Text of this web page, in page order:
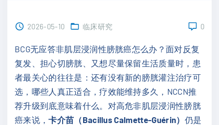
2026-05-10 临床研究 0
BCG无应答非肌层浸润性膀胱癌怎么办？面对反复
复发、担心切膀胱、又想尽量保留生活质量时，患
者最关心的往往是：还有没有新的膀胱灌注治疗可
选，哪些人真正适合，疗效能维持多久，NCCN推
荐升级到底意味着什么。对高危非肌层浸润性膀胱
癌来说，卡介苗（Bacillus Calmette-Guérin） 仍是